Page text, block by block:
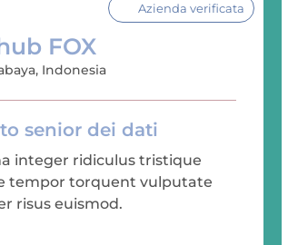
Azienda verificata
FOX
Indonesia
senior dei dati
integer ridiculus tristique
tempor torquent vulputate
risus euismod.